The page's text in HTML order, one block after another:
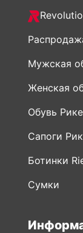
Мужская
Женская
Обувь
Сапоги
Ботинки
Сумки